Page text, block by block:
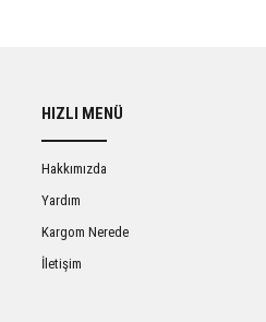
HIZLI MENÜ
Hakkımızda
Yardım
Kargom Nerede
İletişim